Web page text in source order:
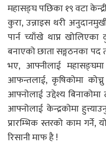
महासङ्घ पछिका १९ वटा
कुरा, उन्नाइस थरी
पार्न च्याँखे थाप्न
बनाएको छाता सङ्गठनका पद
भए, आफ्नीलाई
आफन्तलाई, कृषिकोमा
आफ्नोलाई उद्देश्य
आफ्नोलाई केन्द्रकोमा
प्रारम्भिक स्तरको काम गर्ने,
रिसानी माफ है !